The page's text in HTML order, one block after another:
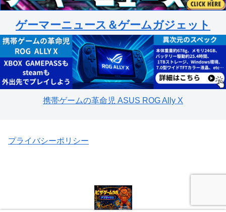
ゲーマーニュース＆ゲームガジェット
携帯ゲームの革命児 ASUS ROG Ally X
プライバシーポリシー